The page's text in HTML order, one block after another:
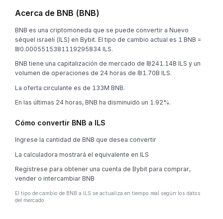
Acerca de BNB (BNB)
BNB es una criptomoneda que se puede convertir a Nuevo
séquel israelí (ILS) en Bybit. El tipo de cambio actual es 1 BNB =
₪0.0005515381119295834 ILS.
BNB tiene una capitalización de mercado de ₪241.14B ILS y un
volumen de operaciones de 24 horas de ₪1.70B ILS.
La oferta circulante es de 133M BNB.
En las últimas 24 horas, BNB ha disminuido un 1.92%.
Cómo convertir BNB a ILS
Ingrese la cantidad de BNB que desea convertir
La calculadora mostrará el equivalente en ILS
Regístrese para obtener una cuenta de Bybit para comprar,
vender o intercambiar BNB
El tipo de cambio de BNB a ILS se actualiza en tiempo real según los datos
del mercado.